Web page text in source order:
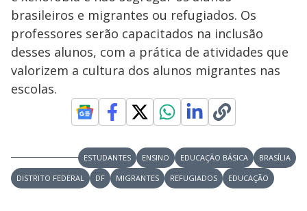
brasileiros e migrantes ou refugiados. Os
professores serão capacitados na inclusão
desses alunos, com a prática de atividades que
valorizem a cultura dos alunos migrantes nas
escolas.
ESTUDANTES ENSINO EDUCAÇÃO BÁSICA
BRASÍLIA
DISTRITO FEDERAL
DF MIGRANTES REFUGIADOS EDUCAÇÃO